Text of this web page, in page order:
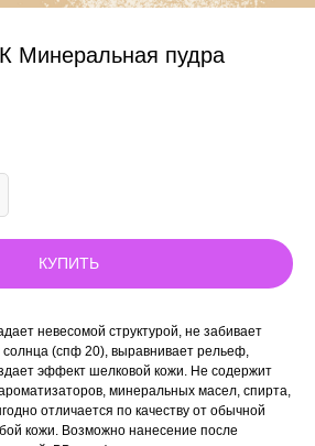
пудра
КУПИТЬ
невесомой структурой, не забивает
(спф 20), выравнивает рельеф,
эффект шелковой кожи. Не содержит
минеральных масел, спирта,
отличается по качеству от обычной
кожи. Возможно нанесение после